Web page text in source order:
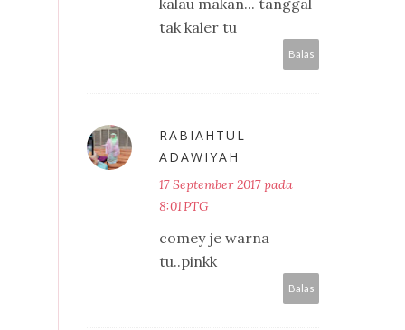
tak kaler tu
Balas
RABIAHTUL
ADAWIYAH
17 September 2017 pada
8:01 PTG
comey je warna
tu..pinkk
Balas